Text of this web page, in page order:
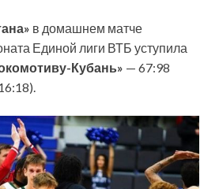
в домашнем матче
Единой лиги ВТБ уступила
Кубань» — 67:98